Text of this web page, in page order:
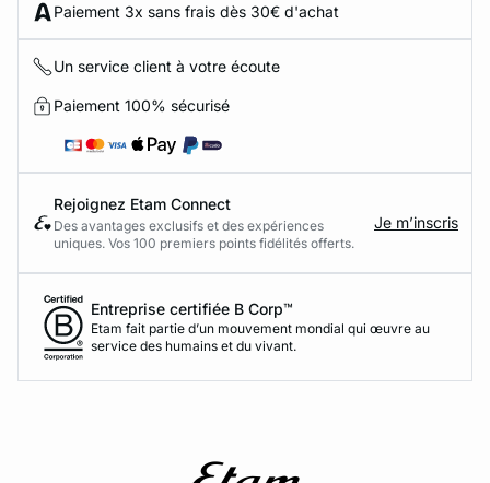
Paiement 3x sans frais dès 30€ d'achat
Un service client à votre écoute
Paiement 100% sécurisé
Rejoignez Etam Connect
Des avantages exclusifs et des expériences
uniques. Vos 100 premiers points fidélités offerts.
Je m’inscris
Entreprise certifiée B Corp™
Etam fait partie d’un mouvement mondial qui œuvre au
service des humains et du vivant.